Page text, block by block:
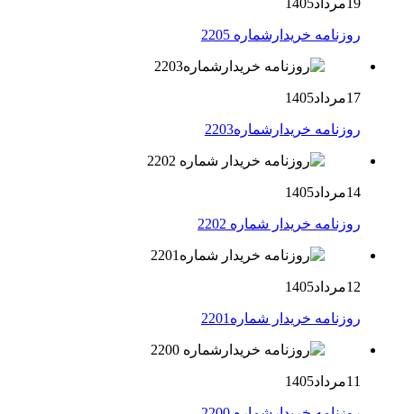
روزنامه خریدارشماره 2205
17مرداد1405
روزنامه خریدارشماره2203
14مرداد1405
روزنامه خریدار شماره 2202
12مرداد1405
روزنامه خریدار شماره2201
11مرداد1405